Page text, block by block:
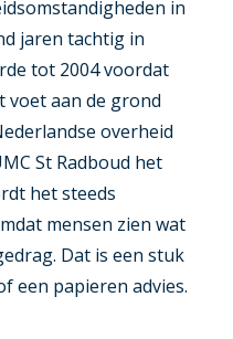
in
jaren tachtig in
tot 2004 voordat
voet aan de grond
overheid
St Radboud het
het steeds
mensen zien wat
Dat is een stuk
een papieren advies.